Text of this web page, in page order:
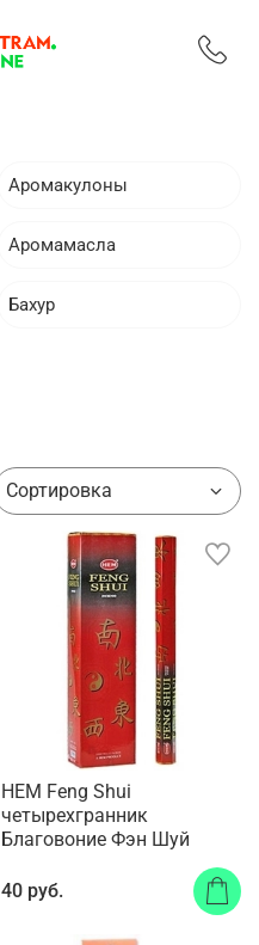
Аромакулоны
Аромамасла
Бахур
HEM Feng Shui
четырехгранник
Благовоние Фэн Шуй
40 руб.